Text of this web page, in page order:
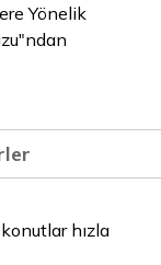
Yönelik
hızla